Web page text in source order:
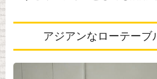
アジアンなローテーブ